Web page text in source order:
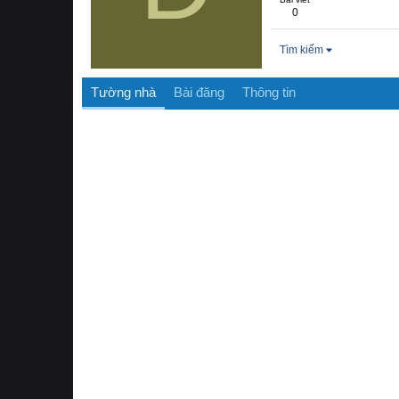
0
Tìm kiếm
Tường nhà Bài đăng Thông tin